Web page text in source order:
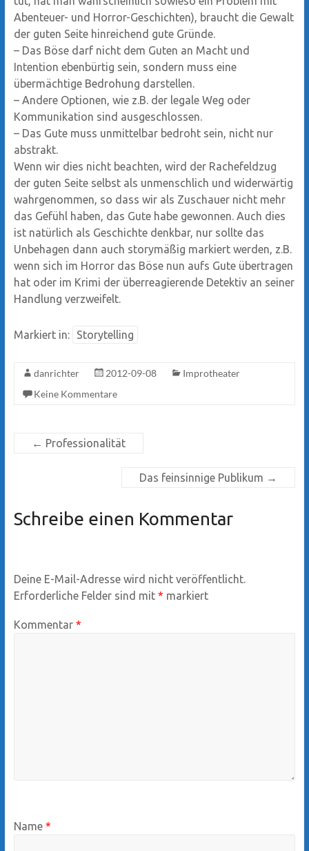
Abenteuer- und Horror-Geschichten), braucht die Gewalt
der guten Seite hinreichend gute Gründe.
– Das Böse darf nicht dem Guten an Macht und
Intention ebenbürtig sein, sondern muss eine
übermächtige Bedrohung darstellen.
– Andere Optionen, wie z.B. der legale Weg oder
Kommunikation sind ausgeschlossen.
– Das Gute muss unmittelbar bedroht sein, nicht nur
abstrakt.
Wenn wir dies nicht beachten, wird der Rachefeldzug
der guten Seite selbst als unmenschlich und widerwärtig
wahrgenommen, so dass wir als Zuschauer nicht mehr
das Gefühl haben, das Gute habe gewonnen. Auch dies
ist natürlich als Geschichte denkbar, nur sollte das
Unbehagen dann auch storymäßig markiert werden, z.B.
wenn sich im Horror das Böse nun aufs Gute übertragen
hat oder im Krimi der überreagierende Detektiv an seiner
Handlung verzweifelt.
Markiert in: Storytelling
danrichter 2012-09-08
Improtheater
Keine Kommentare
← Professionalität
Das feinsinnige Publikum →
Schreibe einen Kommentar
Deine E-Mail-Adresse wird nicht veröffentlicht.
Erforderliche Felder sind mit * markiert
Kommentar *
Name *